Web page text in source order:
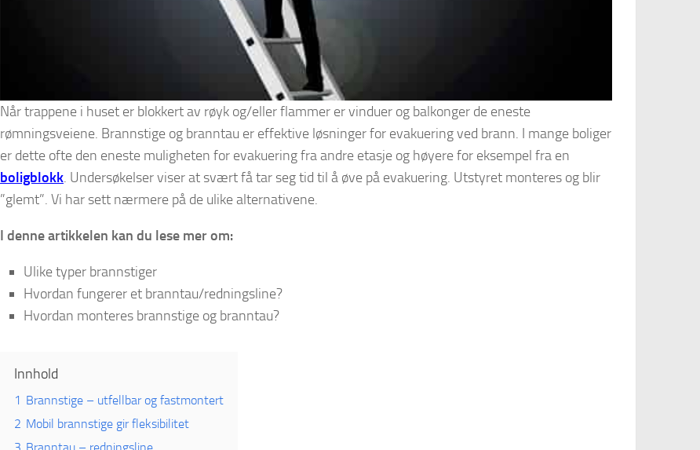
Når trappene i huset er blokkert av røyk og/eller flammer er vinduer og balkonger de eneste
rømningsveiene. Brannstige og branntau er effektive løsninger for evakuering ved brann. I mange boliger
er dette ofte den eneste muligheten for evakuering fra andre etasje og høyere for eksempel fra en
boligblokk. Undersøkelser viser at svært få tar seg tid til å øve på evakuering. Utstyret monteres og blir
”glemt”. Vi har sett nærmere på de ulike alternativene.
I denne artikkelen kan du lese mer om:
Ulike typer brannstiger
Hvordan fungerer et branntau/redningsline?
Hvordan monteres brannstige og branntau?
Innhold
1 Brannstige – utfellbar og fastmontert
2 Mobil brannstige gir fleksibilitet